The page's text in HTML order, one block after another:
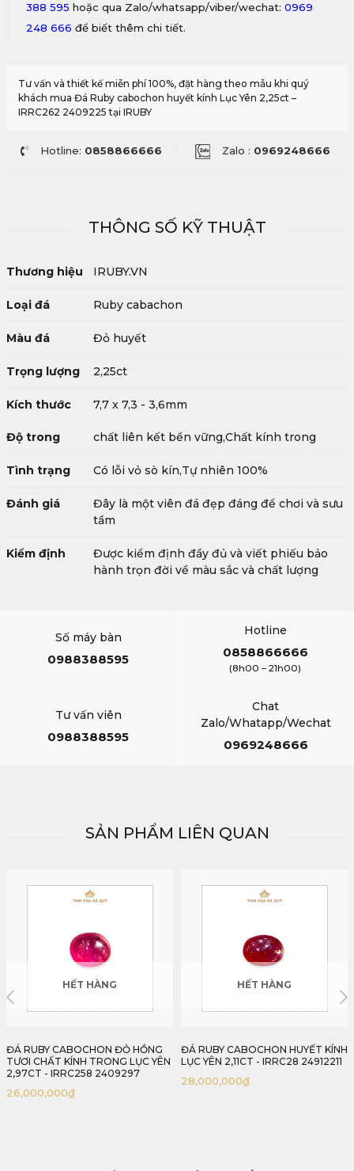
388 595 hoặc qua Zalo/whatsapp/viber/wechat: 0969
248 666 để biết thêm chi tiết.
Tư vấn và thiết kế miễn phí 100%, đặt hàng theo mẫu khi quý
khách mua Đá Ruby cabochon huyết kính Lục Yên 2,25ct –
IRRC262 2409225 tại IRUBY
Hotline: 0858866666 Zalo : 0969248666
THÔNG SỐ KỸ THUẬT
Thương hiệu IRUBY.VN
Loại đá Ruby cabachon
Màu đá Đỏ huyết
Trọng lượng 2,25ct
Kích thước 7,7 x 7,3 - 3,6mm
Độ trong chất liên kết bền vững,Chất kính trong
Tình trạng Có lỗi vỏ sò kín,Tự nhiên 100%
Đánh giá
Đây là một viên đá đẹp đáng để chơi và sưu
tầm
Kiểm định
Được kiểm định đầy đủ và viết phiếu bảo
hành trọn đời về màu sắc và chất lượng
Số máy bàn
0988388595
Hotline
0858866666
(8h00 – 21h00)
Tư vấn viên
0988388595
Chat
Zalo/Whatapp/Wechat
0969248666
SẢN PHẨM LIÊN QUAN
HẾT HÀNG
ĐÁ RUBY CABOCHON HUYẾT KÍNH
LỤC YÊN 2,11CT - IRRC28 24912211
28,000,000₫
HẾT HÀNG
ĐÁ RUBY CABOCHON HUYẾT KÍNH
LỤC YÊN 1,98CT - IRRC260